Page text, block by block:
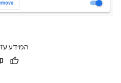
המידע